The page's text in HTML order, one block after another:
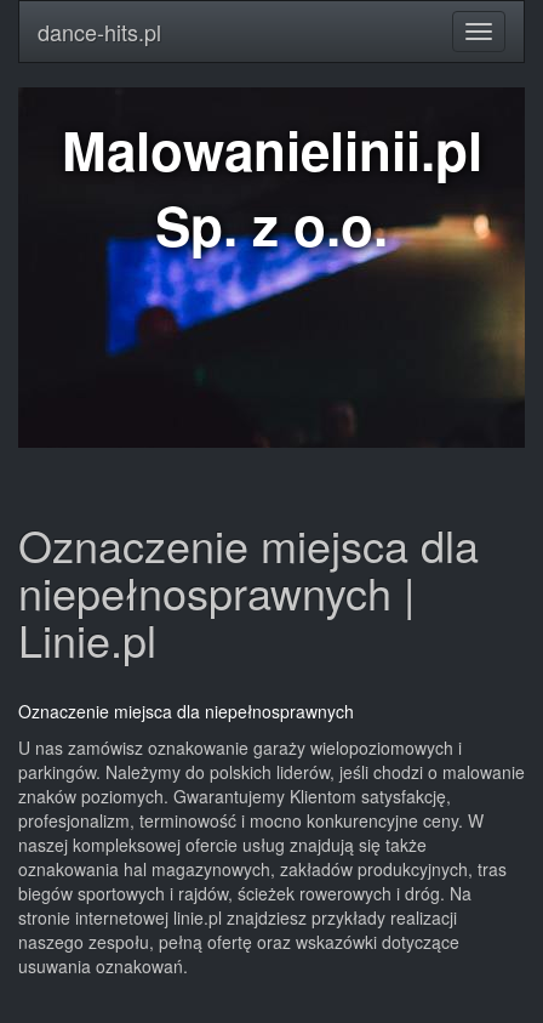
dance-hits.pl
Malowanielinii.pl
Sp. z o.o.
Oznaczenie miejsca dla
niepełnosprawnych |
Linie.pl
Oznaczenie miejsca dla niepełnosprawnych
U nas zamówisz oznakowanie garaży wielopoziomowych i
parkingów. Należymy do polskich liderów, jeśli chodzi o malowanie
znaków poziomych. Gwarantujemy Klientom satysfakcję,
profesjonalizm, terminowość i mocno konkurencyjne ceny. W
naszej kompleksowej ofercie usług znajdują się także
oznakowania hal magazynowych, zakładów produkcyjnych, tras
biegów sportowych i rajdów, ścieżek rowerowych i dróg. Na
stronie internetowej linie.pl znajdziesz przykłady realizacji
naszego zespołu, pełną ofertę oraz wskazówki dotyczące
usuwania oznakowań.